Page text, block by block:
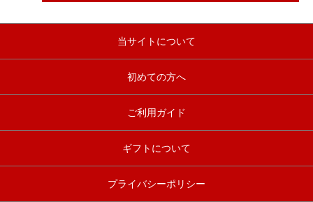
当サイトについて
初めての方へ
ご利用ガイド
ギフトについて
プライバシーポリシー